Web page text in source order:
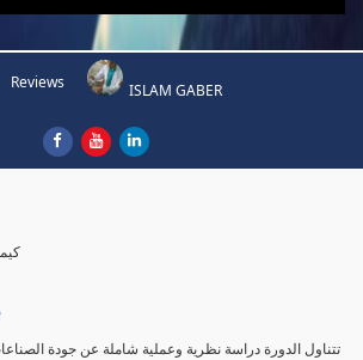
Reviews ISLAM GABER
تتناول الدورة دراسة نظرية وعملية شاملة عن جودة